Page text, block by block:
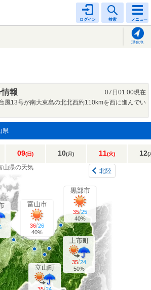
ログイン 検索 メニュー
現在地
報
07日01:00現在
風13号が南大東島の北北西約110kmを西に進んでい
県
09(日) 10(月) 11(火) 12(
山県の天気
富山市
36/26
40%
黒部市
35/25
40%
上市町
35/24
50%
立山町
北陸